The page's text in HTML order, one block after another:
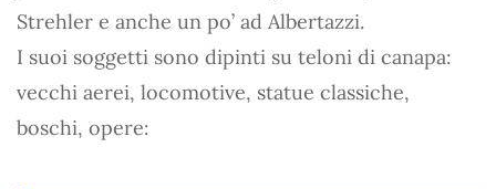
Strehler e anche un po’ ad Albertazzi.
I suoi soggetti sono dipinti su teloni di canapa:
vecchi aerei, locomotive, statue classiche,
boschi, opere: